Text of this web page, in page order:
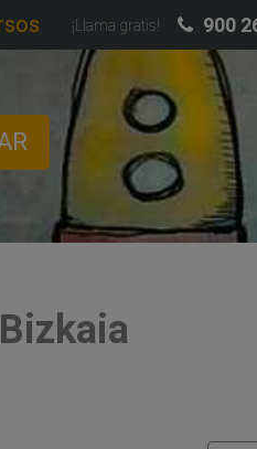
¡Llama gratis! 900